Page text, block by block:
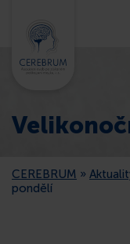
KOMUNITNÍ
PORADNA
CEREBRUM »
pondělí